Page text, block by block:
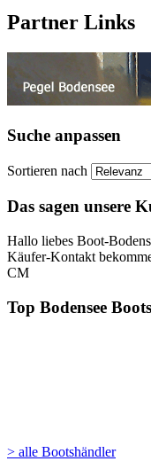
Partner Links
Suche anpassen
Sortieren nach
Das sagen unsere
Hallo liebes Boot-
Käufer-Kontakt
CM
Top Bodensee
> alle Bootshändler